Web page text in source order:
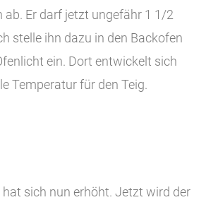
ab. Er darf jetzt ungefähr 1 1/2
stelle ihn dazu in den Backofen
ein. Dort entwickelt sich
Temperatur für den Teig.
sich nun erhöht. Jetzt wird der